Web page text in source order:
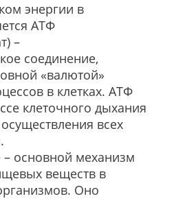
энергии в
АТФ
–
соединение,
«валютой»
в клетках. АТФ
клеточного дыхания
всех
основной механизм
веществ в
Оно